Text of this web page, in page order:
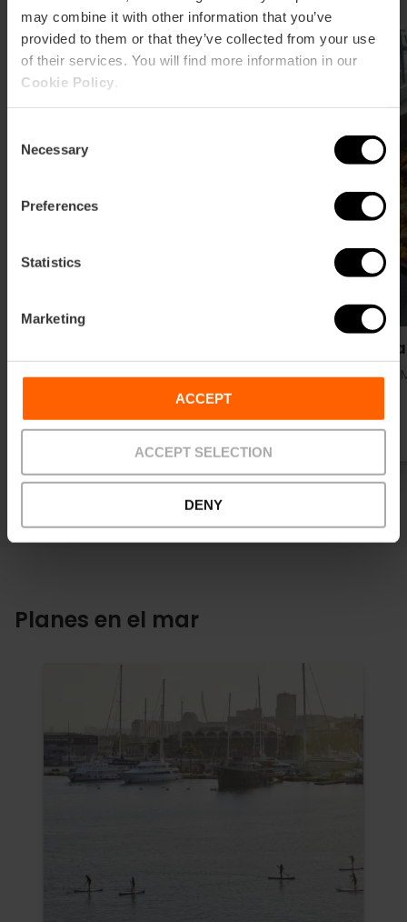
may combine it with other information that you’ve
provided to them or that they’ve collected from your use
of their services. You will find more information in our
Cookie Policy
Selection
Necessary
Preferences
Statistics
Marketing
ACCEPT
ACCEPT SELECTION
DENY
Playa, Marina y Poblados marítimos
4 We’re Smart Green Guide
Tapas
Playa,
Planes en el mar